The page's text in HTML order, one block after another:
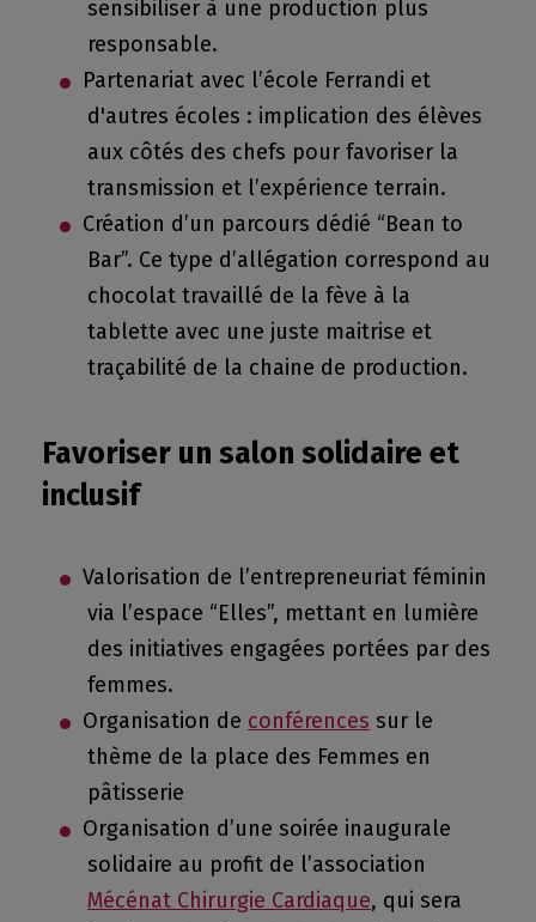
sensibiliser à une production plus
responsable.
Partenariat avec l’école Ferrandi et
d'autres écoles : implication des élèves
aux côtés des chefs pour favoriser la
transmission et l’expérience terrain.
Création d’un parcours dédié “Bean to
Bar”. Ce type d’allégation correspond au
chocolat travaillé de la fève à la
tablette avec une juste maitrise et
traçabilité de la chaine de production.
Favoriser un salon solidaire et
inclusif
Valorisation de l’entrepreneuriat féminin
via l’espace “Elles”, mettant en lumière
des initiatives engagées portées par des
femmes.
Organisation de conférences sur le
thème de la place des Femmes en
pâtisserie
Organisation d’une soirée inaugurale
solidaire au profit de l’association
Mécénat Chirurgie Cardiaque, qui sera